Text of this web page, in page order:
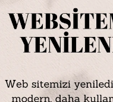
Marka:Kare
AN 1701